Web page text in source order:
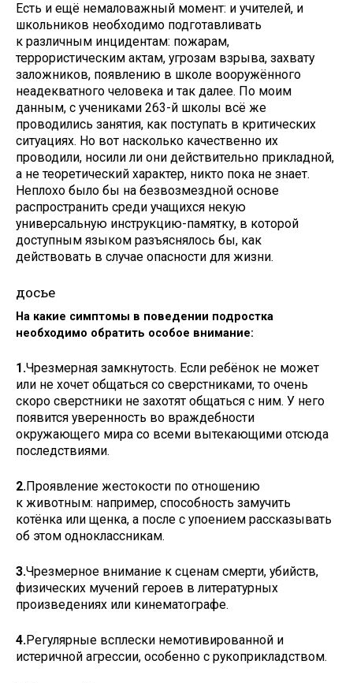
Есть и ещё немаловажный момент: и учителей, и
школьников необходимо подготавливать
к различным инцидентам: пожарам,
террористическим актам, угрозам взрыва, захвату
заложников, появлению в школе вооружённого
неадекватного человека и так далее. По моим
данным, с учениками 263-й школы всё же
проводились занятия, как поступать в критических
ситуациях. Но вот насколько качественно их
проводили, носили ли они действительно прикладной,
а не теоретический характер, никто пока не знает.
Неплохо было бы на безвозмездной основе
распространить среди учащихся некую
универсальную инструкцию-памятку, в которой
доступным языком разъяснялось бы, как
действовать в случае опасности для жизни.
досье
На какие симптомы в поведении подростка
необходимо обратить особое внимание:
1.Чрезмерная замкнутость. Если ребёнок не может
или не хочет общаться со сверстниками, то очень
скоро сверстники не захотят общаться с ним. У него
появится уверенность во враждебности
окружающего мира со всеми вытекающими отсюда
последствиями.
2. Проявление жестокости по отношению
к животным: например, способность замучить
котёнка или щенка, а после с упоением рассказывать
об этом одноклассникам.
3.Чрезмерное внимание к сценам смерти, убийств,
физических мучений героев в литературных
произведениях или кинематографе.
4.Регулярные всплески немотивированной и
истеричной агрессии, особенно с рукоприкладством.